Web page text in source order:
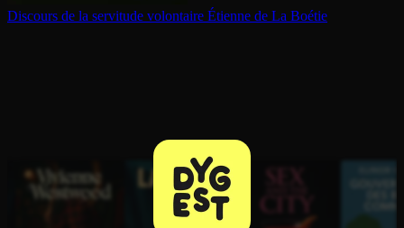
Discours de la servitude volontaire Étienne de La Boétie